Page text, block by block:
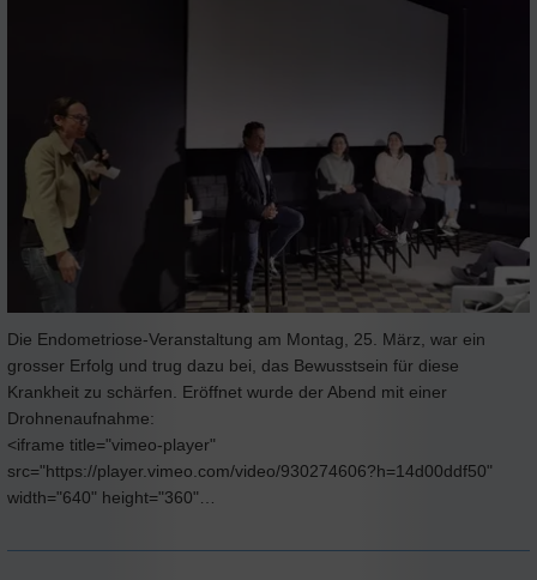
Die Endometriose-Veranstaltung am Montag, 25. März, war ein
grosser Erfolg und trug dazu bei, das Bewusstsein für diese
Krankheit zu schärfen. Eröffnet wurde der Abend mit einer
Drohnenaufnahme:
<iframe title="vimeo-player"
src="https://player.vimeo.com/video/930274606?h=14d00ddf50"
width="640" height="360"…